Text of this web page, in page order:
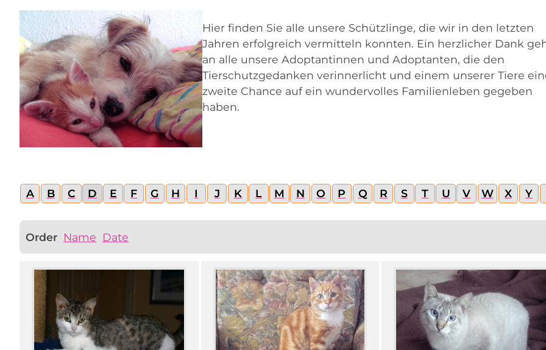
Hier finden Sie alle unsere Schützlinge, die wir in den letzten
Jahren erfolgreich vermitteln konnten. Ein herzlicher Dank
an alle unsere Adoptantinnen und Adoptanten, die den
Tierschutzgedanken verinnerlicht und einem unserer Tiere
zweite Chance auf ein wundervolles Familienleben gegeben
haben.
A B C D E F G H I J K L M N O P Q R S T U V W X Y
Order Name Date